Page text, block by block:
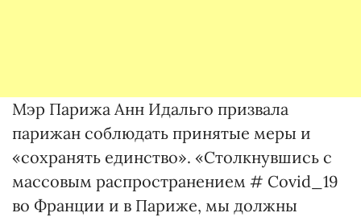
Мэр Парижа Анн Идальго призвала
парижан соблюдать принятые меры и
«сохранять единство». «Столкнувшись с
массовым распространением # Covid_19
во Франции и в Париже, мы должны